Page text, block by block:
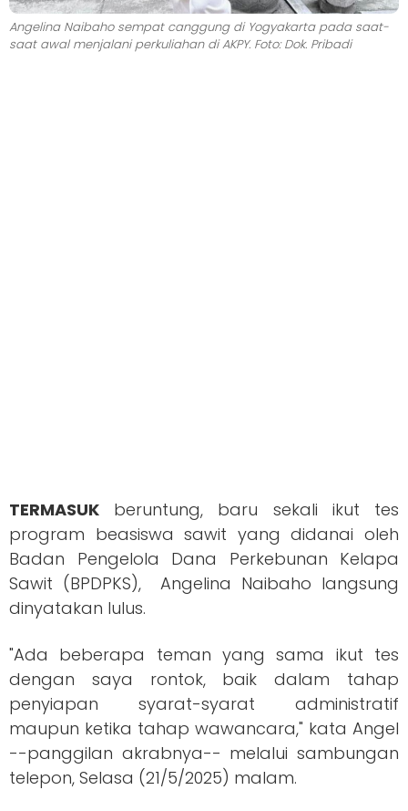
Angelina Naibaho sempat canggung di Yogyakarta pada saat-
saat awal menjalani perkuliahan di AKPY. Foto: Dok. Pribadi
TERMASUK beruntung, baru sekali ikut tes
program beasiswa sawit yang didanai oleh
Badan Pengelola Dana Perkebunan Kelapa
Sawit (BPDPKS), Angelina Naibaho langsung
dinyatakan lulus.
"Ada beberapa teman yang sama ikut tes
dengan saya rontok, baik dalam tahap
penyiapan syarat-syarat administratif
maupun ketika tahap wawancara," kata Angel
--panggilan akrabnya-- melalui sambungan
telepon, Selasa (21/5/2025) malam.